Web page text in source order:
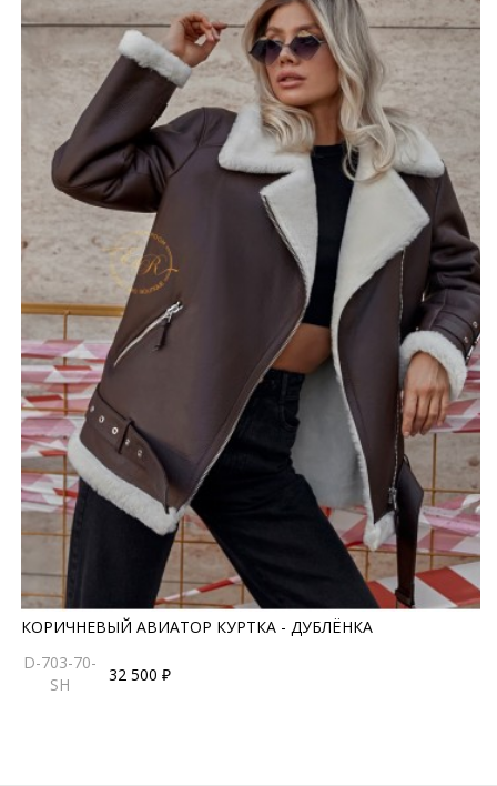
КОРИЧНЕВЫЙ АВИАТОР КУРТКА - ДУБЛЁНКА
D-703-70-
SH
32 500 ₽